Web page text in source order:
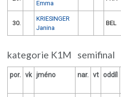
Emma
30.
KRIESINGER
Janina
BEL
kategorie K1M semifinal
por. vk jméno nar. vt oddíl